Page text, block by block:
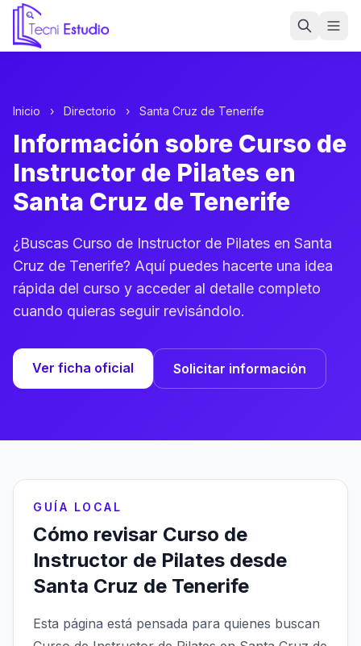
Ir a la página de inicio de Tecni Estudio
Inicio › Directorio › Santa Cruz de Tenerife
Información sobre Curso de
Instructor de Pilates en
Santa Cruz de Tenerife
¿Buscas Curso de Instructor de Pilates en Santa
Cruz de Tenerife? Aquí puedes hacerte una idea
rápida del curso y acceder al detalle completo
cuando quieras seguir revisándolo.
Ver ficha oficial Solicitar información
GUÍA LOCAL
Cómo revisar Curso de
Instructor de Pilates desde
Santa Cruz de Tenerife
Esta página está pensada para quienes buscan